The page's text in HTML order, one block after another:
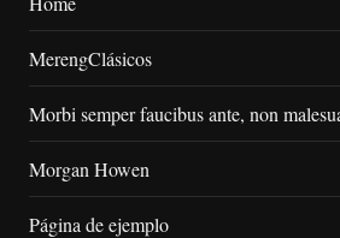
MerengClásicos
Morbi semper faucibus ante, non
Morgan Howen
Página de ejemplo